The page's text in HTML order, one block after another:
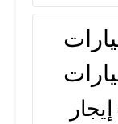
إيجار